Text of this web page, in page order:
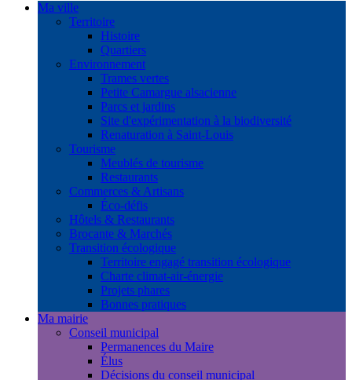
Ma ville
Territoire
Histoire
Quartiers
Environnement
Trames vertes
Petite Camargue alsacienne
Parcs et jardins
Site d'expérimentation à la biodiversité
Renaturation à Saint-Louis
Tourisme
Meublés de tourisme
Restaurants
Commerces & Artisans
Éco-défis
Hôtels & Restaurants
Brocante & Marchés
Transition écologique
Territoire engagé transition écologique
Charte climat-air-énergie
Projets phares
Bonnes pratiques
Ma mairie
Conseil municipal
Permanences du Maire
Élus
Décisions du conseil municipal